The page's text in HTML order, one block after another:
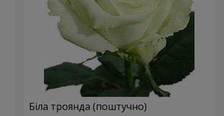
Біла троянда (поштучно)